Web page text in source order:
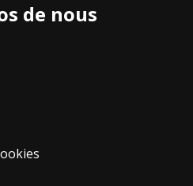
de nous